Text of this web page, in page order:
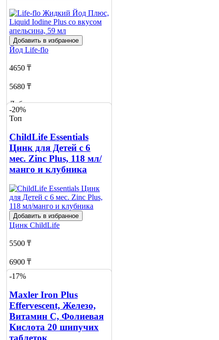
Добавить в избранное
Йод Life-flo
4650 ₸
5680 ₸
Добавить в корзину
-20%
Топ
ChildLife Essentials
Цинк для Детей с 6
мес. Zinc Plus, 118 мл/
манго и клубника
Добавить в избранное
Цинк ChildLife
5500 ₸
6900 ₸
Добавить в корзину
-17%
Maxler Iron Plus
Effervescent, Железо,
Витамин С, Фолиевая
Кислота 20 шипучих
таблеток